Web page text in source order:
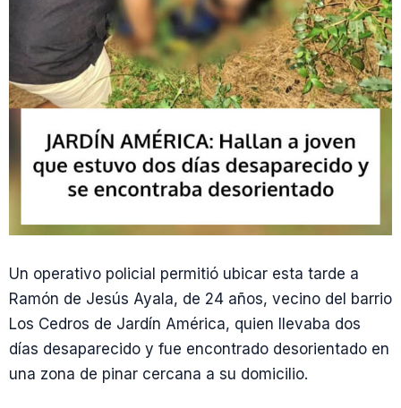
Un operativo policial permitió ubicar esta tarde a
Ramón de Jesús Ayala, de 24 años, vecino del barrio
Los Cedros de Jardín América, quien llevaba dos
días desaparecido y fue encontrado desorientado en
una zona de pinar cercana a su domicilio.